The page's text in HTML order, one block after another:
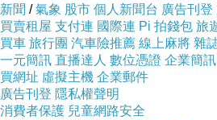
新聞 /氣象 股市 個人新聞台 廣告刊登
買賣租屋 支付連 國際連 Pi 拍錢包 旅
買車 旅行團 汽車險推薦 線上麻將 雜
一元簡訊 直播達人 數位憑證 企業簡訊
買網址 虛擬主機 企業郵件
廣告刊登 隱私權聲明
消費者保護 兒童網路安全